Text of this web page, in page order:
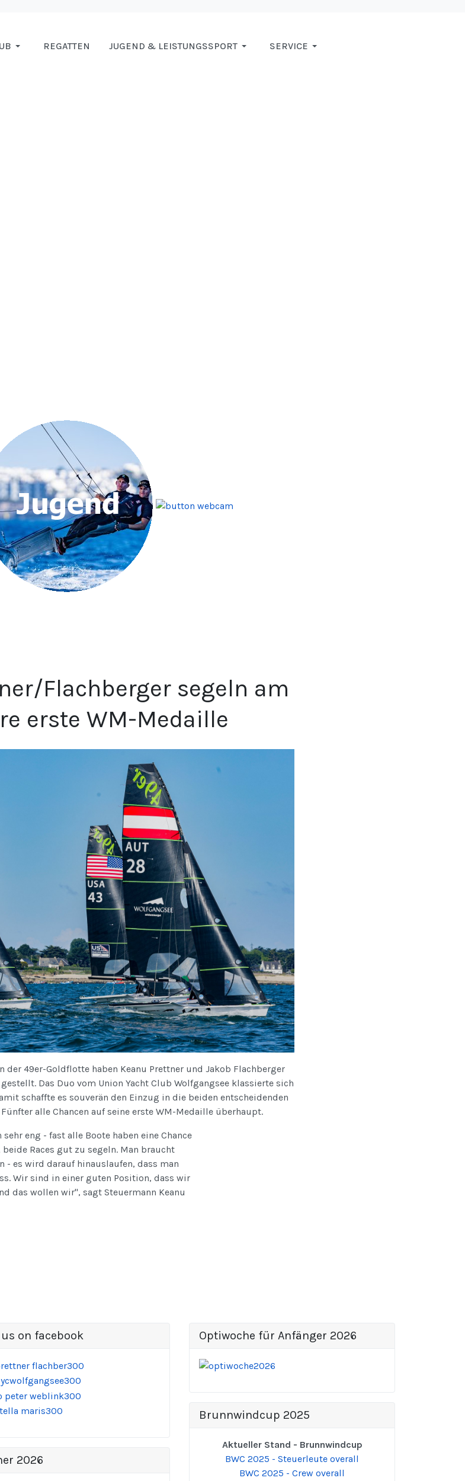
REGATTEN JUGEND & LEISTUNGSSPORT SERVICE
Flachberger segeln am
erste WM-Medaille
der 49er-Goldflotte haben Keanu Prettner und Jakob Flachberger
Das Duo vom Union Yacht Club Wolfgangsee klassierte sich
schaffte es souverän den Einzug in die beiden entscheidenden
alle Chancen auf seine erste WM-Medaille überhaupt.
eng - fast alle Boote haben eine Chance
Races gut zu segeln. Man braucht
- es wird darauf hinauslaufen, dass man
Wir sind in einer guten Position, dass wir
das wollen wir", sagt Steuermann Keanu
on facebook
2026
Optiwoche für Anfänger 2026
Brunnwindcup 2025
Aktueller Stand - Brunnwindcup
BWC 2025 - Steuerleute overall
BWC 2025 - Crew overall